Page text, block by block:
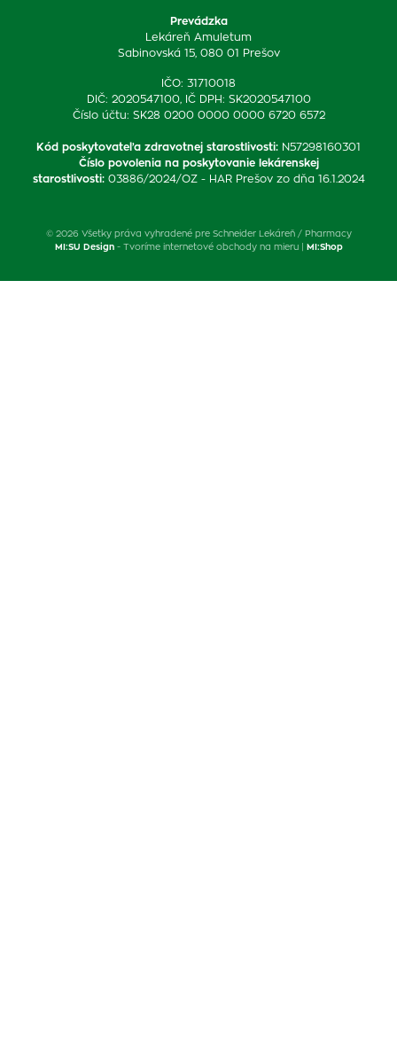
Prevádzka
Lekáreň Amuletum
Sabinovská 15, 080 01 Prešov
IČO: 31710018
DIČ: 2020547100, IČ DPH: SK2020547100
Číslo účtu: SK28 0200 0000 0000 6720 6572
Kód poskytovateľa zdravotnej starostlivosti: N57298160301
Číslo povolenia na poskytovanie lekárenskej
starostlivosti: 03886/2024/OZ - HAR Prešov zo dňa 16.1.2024
© 2026 Všetky práva vyhradené pre Schneider Lekáreň / Pharmacy
MI:SU Design- Tvoríme internetové obchody na mieru | MI:Shop